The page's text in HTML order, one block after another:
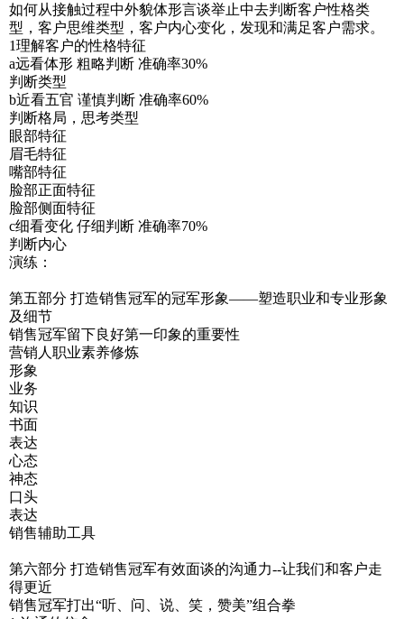
如何从接触过程中外貌体形言谈举止中去判断客户性格类
型，客户思维类型，客户内心变化，发现和满足客户需求。
1理解客户的性格特征
a远看体形 粗略判断 准确率30%
判断类型
b近看五官 谨慎判断 准确率60%
判断格局，思考类型
眼部特征
眉毛特征
嘴部特征
脸部正面特征
脸部侧面特征
c细看变化 仔细判断 准确率70%
判断内心
演练：
第五部分 打造销售冠军的冠军形象——塑造职业和专业形象
及细节
销售冠军留下良好第一印象的重要性
营销人职业素养修炼
形象
业务
知识
书面
表达
心态
神态
口头
表达
销售辅助工具
第六部分 打造销售冠军有效面谈的沟通力--让我们和客户走
得更近
销售冠军打出“听、问、说、笑，赞美”组合拳